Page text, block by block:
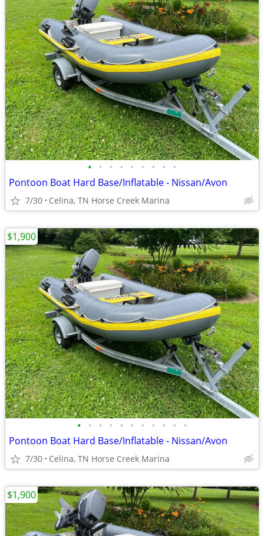
• • • • • • • • •
Pontoon Boat Hard Base/Inflatable - Nissan/Avon
7/30 Celina, TN Horse Creek Marina
• • • • • • • • • • •
Pontoon Boat Hard Base/Inflatable - Nissan/Avon
7/30 Celina, TN Horse Creek Marina
$1,900
$1,900